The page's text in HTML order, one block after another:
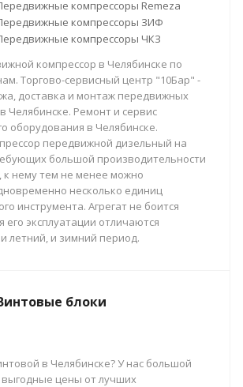
компрессоры Remeza
компрессоры ЗИФ
компрессоры ЧКЗ
компрессор в Челябинске по
Торгово-сервисный центр "10Бар" -
доставка и монтаж передвижных
Челябинске. Ремонт и сервис
оборудования в Челябинске.
передвижной дизельный на
большой производительности
к нему тем не менее можно
несколько единиц
инструмента. Агрегат не боится
его эксплуатации отличаются
летний, и зимний период.
блоки
в Челябинске? У нас большой
выгодные цены от лучших